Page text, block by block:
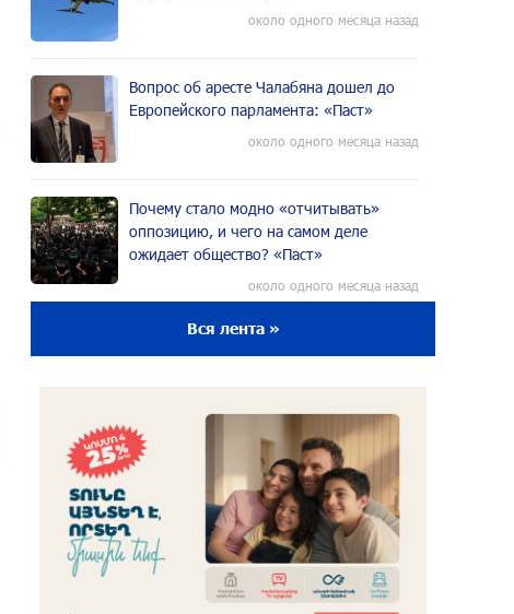
около одного месяца назад
Вопрос об аресте Чалабяна дошел до
Европейского парламента: «Паст»
около одного месяца назад
Почему стало модно «отчитывать»
оппозицию, и чего на самом деле
ожидает общество? «Паст»
около одного месяца назад
Ложная дилемма мандатов: почему тема
парламентского бойкота оппозиции -
около одного месяца назад
Правовой терроризм как начало
падения власти: пример Гагика
Царукяна и горькие уроки истории:
«Паст»
около одного месяца назад
Вся лента »